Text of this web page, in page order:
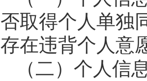
否取得个人单独
存在违背个人意
（二）个人信